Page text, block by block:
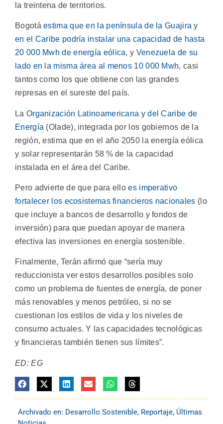
la treintena de territorios.
Bogotáestima que en la península de la Guajira y
en el Caribe podría instalar una capacidad de hasta
20 000 Mwh de energía eólica, y Venezuela de su
lado en la misma área al menos 10 000 Mwh, casi
tantos como los que obtiene con las grandes
represas en el sureste del país.
La Organización Latinoamericana y del Caribe de
Energía (Olade), integrada por los gobiernos de la
región, estima que en el año 2050 la energía eólica
y solar representarán 58 % de la capacidad
instalada en el área del Caribe.
Pero advierte de que para elloes imperativo
fortalecer los ecosistemas financieros nacionales (lo
que incluye a bancos de desarrollo y fondos de
inversión) para que puedan apoyar de manera
efectiva las inversiones en energía sostenible.
Finalmente, Terán afirmó que “sería muy
reduccionista ver estos desarrollos posibles solo
como un problema de fuentes de energía, de poner
más renovables y menos petróleo, si no se
cuestionan los estilos de vida y los niveles de
consumo actuales. Y las capacidades tecnológicas
y financieras también tienen sus límites”.
ED: EG
Archivado en: Desarrollo Sostenible, Reportaje, Últimas